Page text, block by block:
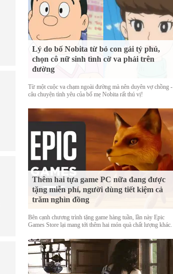
Lý do bố Nobita từ bỏ con gái tỷ phú,
chọn cô nữ sinh tình cờ va phải trên
đường
Từ một cuộc va chạm ngoài đường mà nên duyên vợ chồng -
câu chuyện tình yêu của bố mẹ Nobita rất thú vị!
Thêm hai tựa game PC nữa đang được
tặng miễn phí, người dùng tiết kiệm cả
trăm nghìn đồng
Bên cạnh chương trình tặng game hàng tuần, lần này Epic
Games Store lại mang tới thêm hai món quà chất lượng khác.